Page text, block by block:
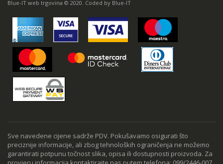
Blue-IT web trgovina © 2020. Coded by Blue-IT
Sve navedene cijene sadrže PDV. Pokušavamo osigurati što
preciznije informacije, ali zbog tehnoloških ograničenja ne možemo
garantirati potpunu točnost slika, opisa ili dostupnosti proizvoda. Za